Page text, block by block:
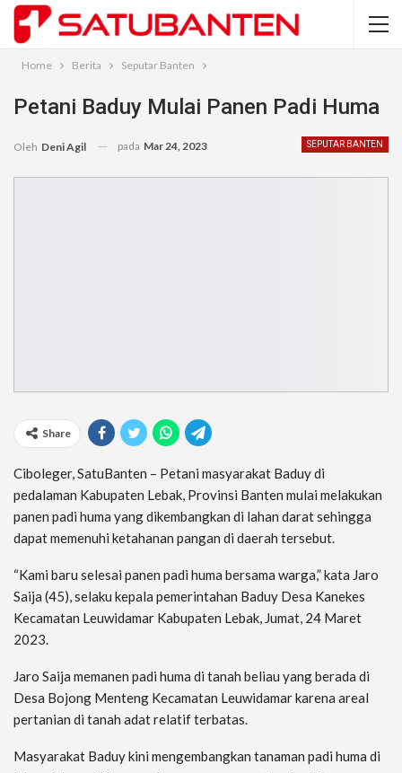
Home Berita Seputar Banten
Petani Baduy Mulai Panen Padi Huma
SEPUTAR BANTEN
Oleh Deni Agil pada Mar 24, 2023
Share
Ciboleger, SatuBanten – Petani masyarakat Baduy di
pedalaman Kabupaten Lebak, Provinsi Banten mulai melakukan
panen padi huma yang dikembangkan di lahan darat sehingga
dapat memenuhi ketahanan pangan di daerah tersebut.
“Kami baru selesai panen padi huma bersama warga,” kata Jaro
Saija (45), selaku kepala pemerintahan Baduy Desa Kanekes
Kecamatan Leuwidamar Kabupaten Lebak, Jumat, 24 Maret
2023.
Jaro Saija memanen padi huma di tanah beliau yang berada di
Desa Bojong Menteng Kecamatan Leuwidamar karena areal
pertanian di tanah adat relatif terbatas.
Masyarakat Baduy kini mengembangkan tanaman padi huma di